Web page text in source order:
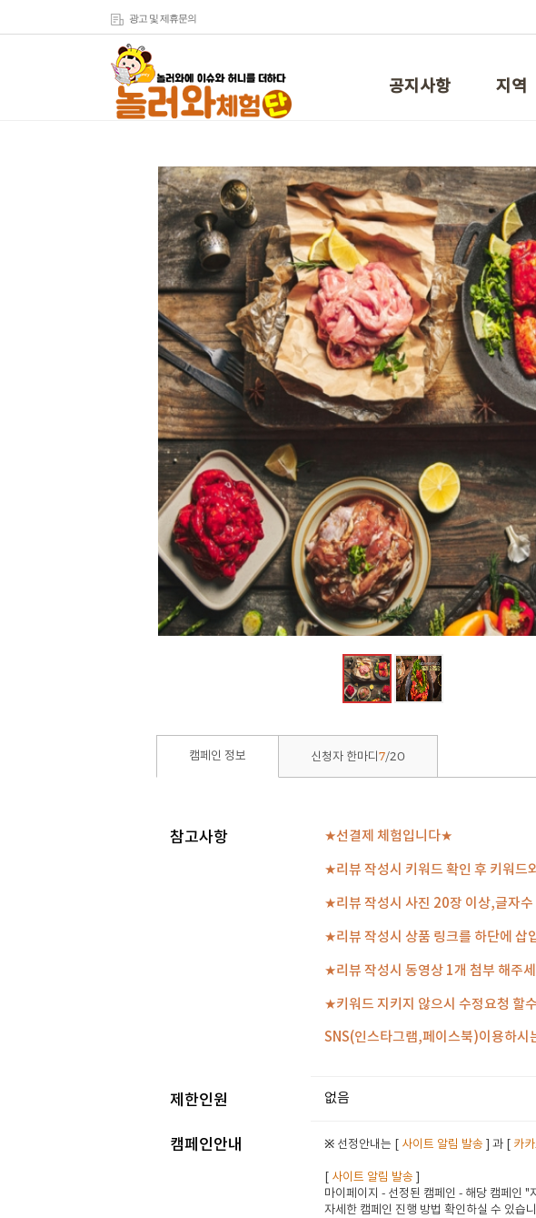
광고 및 제휴문의
공지사항 지역
캠페인 정보 신청자 한마디 7/20
참고사항 ★선결제 체험입니다★
★리뷰 작성시 키워드 확인 후 키워드
★리뷰 작성시 사진 20장 이상,글자
★리뷰 작성시 상품 링크를 하단에 삽
★리뷰 작성시 동영상 1개 첨부 해주
★키워드 지키지 않으시 수정요청 할
SNS(인스타그램,페이스북)이용하시
제한인원 없음
캠페인안내 ※ 선정안내는 [ 사이트 알림 발송 ] 과 [ 카
사이트 알림 발송
마이페이지 - 선정된 캠페인 - 해당 캠페인 "
자세한 캠페인 진행 방법 확인하실 수 있습